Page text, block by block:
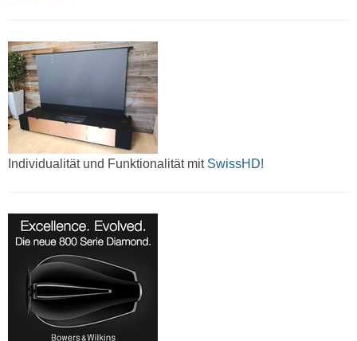
Individualität und Funktionalität mitSwissHD!